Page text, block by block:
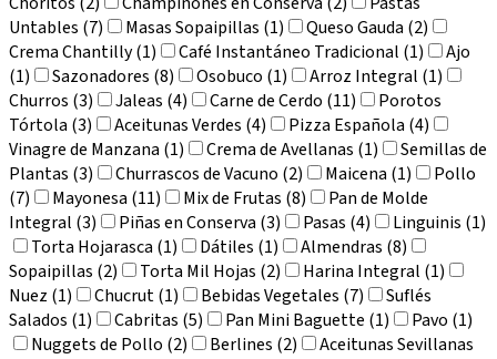
Untables (7)
Masas Sopaipillas (1)
Queso Gauda (2)
Crema Chantilly (1)
Café Instantáneo Tradicional (1)
Ajo
(1)
Sazonadores (8) Osobuco (1)
Arroz Integral (1)
Churros (3)
Jaleas (4) Carne de Cerdo (11)
Porotos
Tórtola (3)
Aceitunas Verdes (4)
Pizza Española (4)
Vinagre de Manzana (1)
Crema de Avellanas (1)
Semillas de
Plantas (3)
Churrascos de Vacuno (2) Maicena (1)
Pollo
(7)
Mayonesa (11) Mix de Frutas (8)
Pan de Molde
Integral (3)
Piñas en Conserva (3) Pasas (4)
Linguinis (1)
Torta Hojarasca (1)
Dátiles (1)
Almendras (8)
Sopaipillas (2)
Torta Mil Hojas (2)
Harina Integral (1)
Nuez (1)
Chucrut (1) Bebidas Vegetales (7)
Suflés
Salados (1)
Cabritas (5) Pan Mini Baguette (1)
Pavo (1)
Nuggets de Pollo (2)
Berlines (2)
Aceitunas Sevillanas